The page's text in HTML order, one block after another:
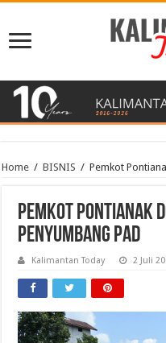
Home / BISNIS / Pemkot
Pemkot Pontianak
Penyumbang PAD
Kalimantan Today 2 Juli